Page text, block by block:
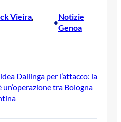
Vieira
•
Notizie
Genoa
Dallinga per l’attacco: la
un’operazione tra Bologna